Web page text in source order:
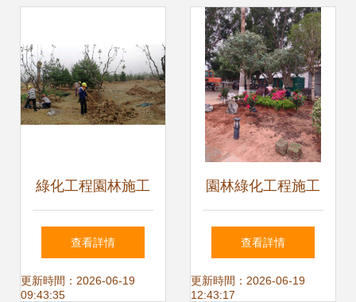
綠化工程園林施工
中多種苗木的種植
技術與管理要點
查看詳情
更新時間：2026-06-19
09:43:35
園林綠化工程施工
構建綠色生態的空
間藝術
查看詳情
更新時間：2026-06-19
12:43:17